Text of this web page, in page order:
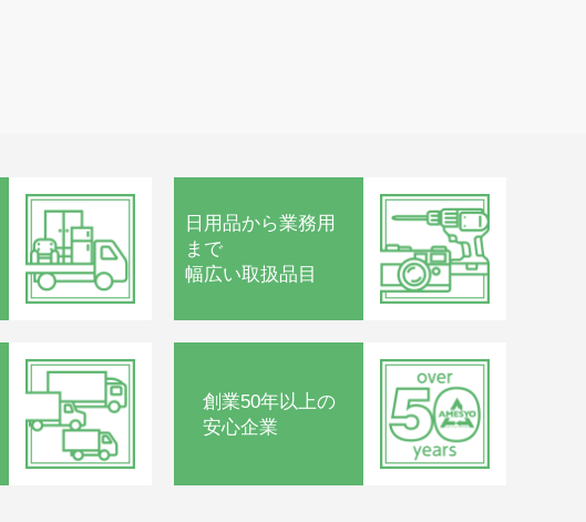
日用品から業務用
まで
幅広い取扱品目
創業50年以上の
安心企業